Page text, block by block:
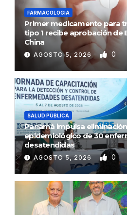
FARMACOLOGÍA
Primer medicamento para
tipo 1 recibe aprobación de
China
AGOSTO 5, 2026 0
SALUD PÚBLICA
Panamá impulsa
epidemiológico de 30
desatendidas
AGOSTO 5, 2026 0